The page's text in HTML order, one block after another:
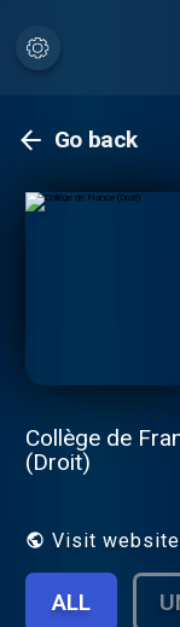
Go back
Collège de
(Droit)
Visit website
ALL